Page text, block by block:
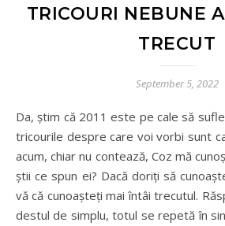
TRICOURI NEBUNE
TRECUT
September 5, 2022
Da, știm că 2011 este pe cale să sufle în fețele noastre, iar
tricourile despre care voi vorbi sunt
acum, chiar nu contează, Coz mă
știi ce spun ei? Dacă doriți să
vă că cunoașteți mai întâi trecutul.
destul de simplu, totul se repetă în